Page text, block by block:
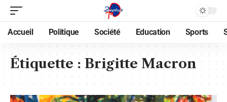
Accueil Politique Société Education Sports
Étiquette : Brigitte Macron